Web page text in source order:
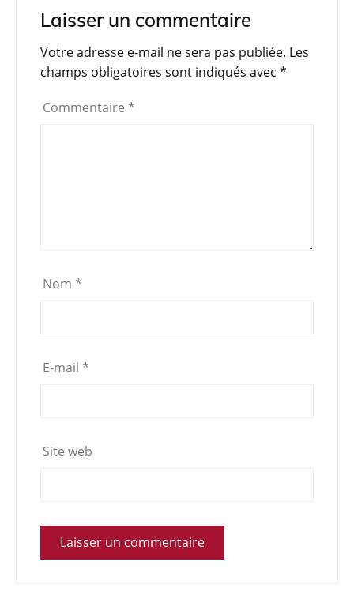
e
b
o
o
k
er s
A
p
p
gr
a
m
g
er
Laisser un commentaire
Votre adresse e-mail ne sera pas publiée. Les
champs obligatoires sont indiqués avec *
Commentaire *
Nom *
E-mail *
Site web